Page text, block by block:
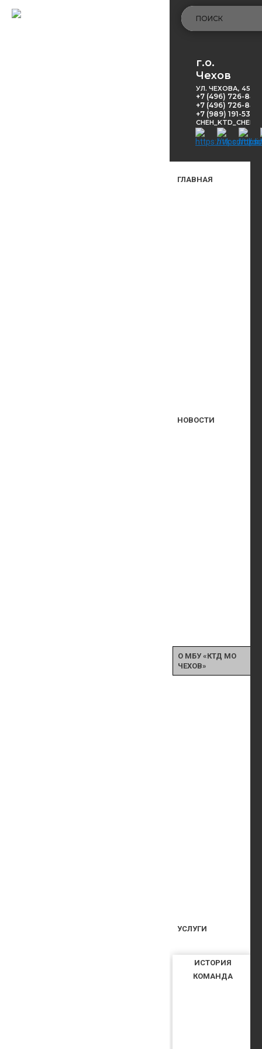
г.о.
Чехов
УЛ. ЧЕХОВА, 45
+7 (496) 726-
+7 (496) 726-
+7 (989) 191-53-
ГЛАВНАЯ
НОВОСТИ
О МБУ «КТД МО
ЧЕХОВ»
ИСТОРИЯ
КОМАНДА
УСЛУГИ